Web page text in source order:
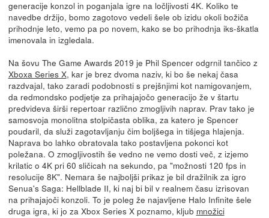
generacije konzol in poganjala igre na ločljivosti 4K. Koliko te
navedbe držijo, bomo zagotovo vedeli šele ob izidu okoli božiča
prihodnje leto, vemo pa po novem, kako se bo prihodnja iks-škatla
imenovala in izgledala.
Na šovu The Game Awards 2019 je Phil Spencer odgrnil tančico z
Xboxa Series X, kar je brez dvoma naziv, ki bo še nekaj časa
razdvajal, tako zaradi podobnosti s prejšnjimi kot namigovanjem,
da redmondsko podjetje za prihajajočo generacijo že v štartu
predvideva širši repertoar različno zmogljivih naprav. Prav tako je
samosvoja monolitna stolpičasta oblika, za katero je Spencer
poudaril, da služi zagotavljanju čim boljšega in tišjega hlajenja.
Naprava bo lahko obratovala tako postavljena pokonci kot
poležana. O zmogljivostih še vedno ne vemo dosti več, z izjemo
krilatic o 4K pri 60 sličicah na sekundo, pa "možnosti 120 fps in
resolucije 8K". Nemara še najboljši prikaz je bil dražilnik za igro
Senua's Saga: Hellblade II, ki naj bi bil v realnem času izrisovan
na prihajajoči konzoli. To je poleg že najavljene Halo Infinite šele
druga igra, ki jo za Xbox Series X poznamo, kljub množici